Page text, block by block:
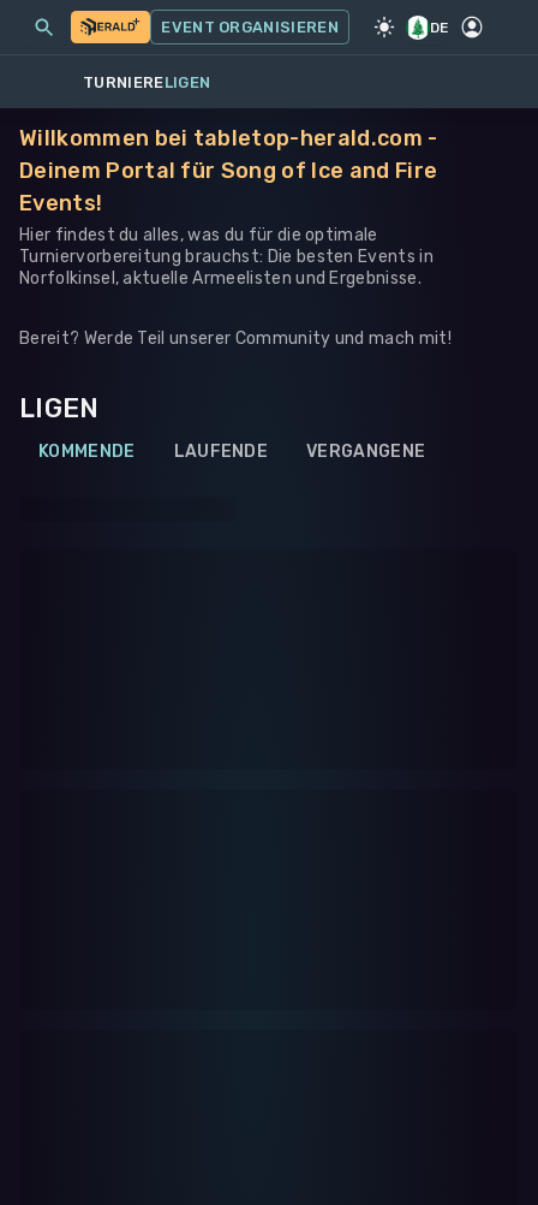
SPIEL·WARHAMMER 40K
MEINE EVENTS MEHR
EVENT ORGANISIEREN DE
TURNIERELIGEN
Willkommen bei tabletop-herald.com -
Deinem Portal für Song of Ice and Fire
Events!
Hier findest du alles, was du für die optimale
Turniervorbereitung brauchst: Die besten Events in
Norfolkinsel, aktuelle Armeelisten und Ergebnisse.
Bereit? Werde Teil unserer Community und mach mit!
LIGEN
KOMMENDE LAUFENDE VERGANGENE